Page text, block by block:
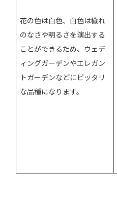
花の色は白色、白色は穢れ
のなさや明るさを演出する
ことができるため、ウェデ
ィングガーデンやエレガン
トガーデンなどにピッタリ
な品種になります。